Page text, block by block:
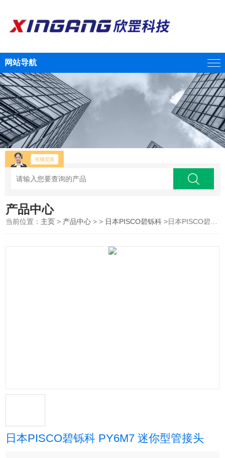
网站导航
产品中心
当前位置： 主页 > 产品中心 > > 日本PISCO碧铄科 >日本PISCO碧铄科 PY6M7 迷你型管接头
日本PISCO碧铄科 PY6M7 迷你型管接头